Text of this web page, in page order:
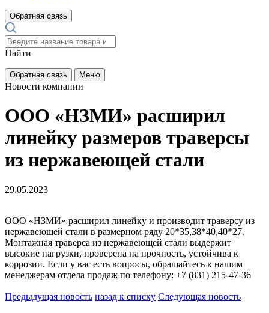
Обратная связь
Найти
Обратная связь Меню
Новости компании
ООО «НЗМИ» расширил
линейку размеров траверсы
из нержавеющей стали
29.05.2023
ООО «НЗМИ» расширил линейку и производит траверсу из
нержавеющей стали в размерном ряду 20*35,38*40,40*27.
Монтажная траверса из нержавеющей стали выдержит
высокие нагрузки, проверена на прочность, устойчива к
коррозии. Если у вас есть вопросы, обращайтесь к нашим
менеджерам отдела продаж по телефону: +7 (831) 215-47-36
Предыдущая новость назад к списку Следующая новость